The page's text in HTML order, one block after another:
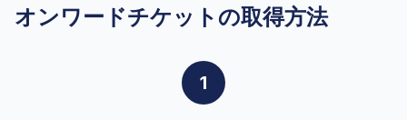
オンワードチケットの取得方法
1